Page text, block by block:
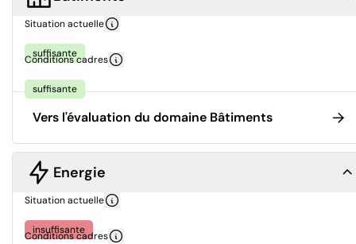
Situation actuelle
suffisante
Conditions cadres
suffisante
Vers l'évaluation du domaine Bâtiments
Energie
Situation actuelle
insuffisante
Conditions cadres